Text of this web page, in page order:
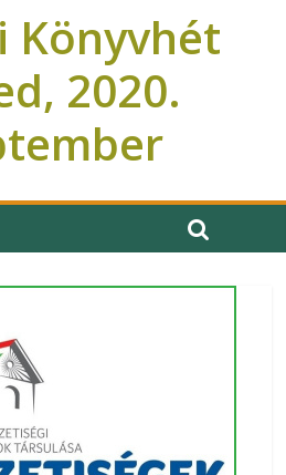
Könyvhét
2020.